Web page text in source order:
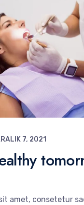
7, 2021
amet, consetetur